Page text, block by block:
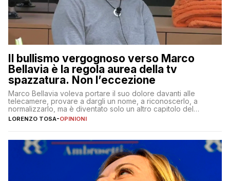
Il bullismo vergognoso verso Marco
Bellavia è la regola aurea della tv
spazzatura. Non l’eccezione
Marco Bellavia voleva portare il suo dolore davanti alle
telecamere, provare a dargli un nome, a riconoscerlo, a
normalizzarlo, ma è diventato solo un altro capitolo del
copione
LORENZO TOSA-OPINIONI